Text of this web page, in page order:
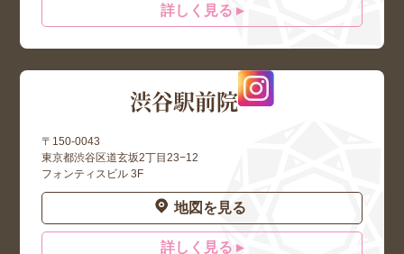
詳しく見る ▸
渋谷駅前院
〒150-0043
東京都渋谷区道玄坂2丁目23−12
フォンティスビル 3F
地図を見る
詳しく見る ▸